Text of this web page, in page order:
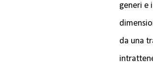
generi e
da una